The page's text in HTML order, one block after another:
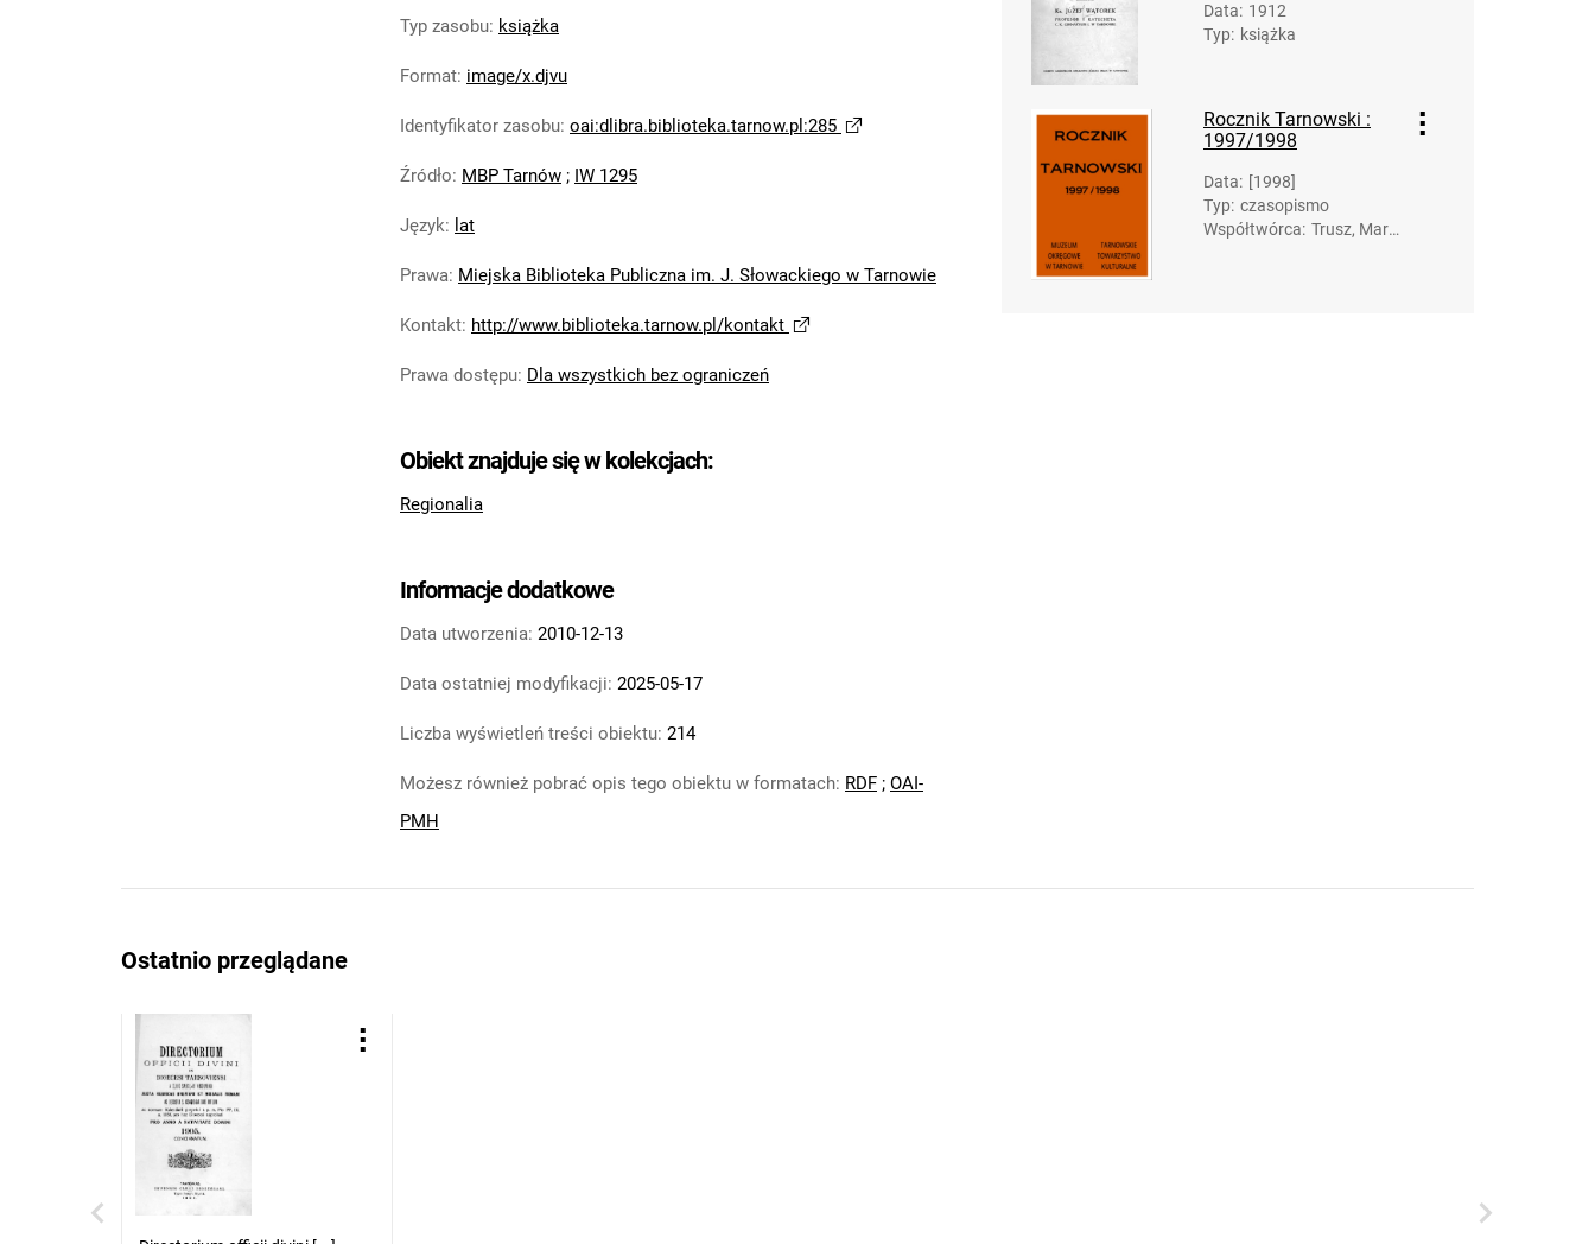
Typ zasobu: książka
Format: image/x.djvu
Identyfikator zasobu: oai:dlibra.biblioteka.tarnow.pl:285
Źródło: MBP Tarnów ; IW 1295
Język: lat
Prawa: Miejska Biblioteka Publiczna im. J. Słowackiego w Tarnowie
Kontakt: http://www.biblioteka.tarnow.pl/kontakt
Prawa dostępu: Dla wszystkich bez ograniczeń
Obiekt znajduje się w kolekcjach:
Regionalia
Informacje dodatkowe
Data utworzenia: 2010-12-13
Data ostatniej modyfikacji: 2025-05-17
Liczba wyświetleń treści obiektu: 214
Możesz również pobrać opis tego obiektu w formatach: RDF ; OAI-
PMH
864-1930)
Data: 1912
Typ: książka
Rocznik Tarnowski :
1997/1998
Data: [1998]
Typ: czasopismo
Współtwórca: Trusz, Mare
Ostatnio przeglądane